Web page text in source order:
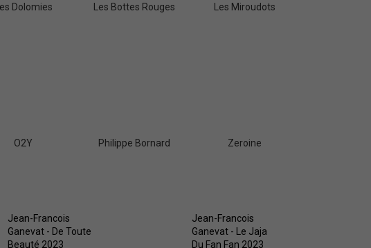
Dolomies Les Bottes Rouges Les Miroudots
O2Y Philippe Bornard Zeroine
Jean-Francois
Ganevat - De Toute
Beauté 2023
Jean-Francois
Ganevat - Le Jaja
Du Fan Fan 2023